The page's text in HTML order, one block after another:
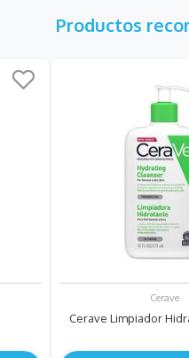
Productos
Cerave
Cerave Limpiador